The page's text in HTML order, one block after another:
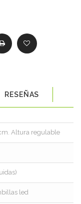
RESEÑAS
Altura regulable
led